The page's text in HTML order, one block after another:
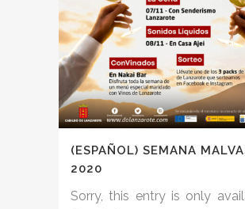
(ESPAÑOL) SEMANA
2020
Sorry, this entry is only